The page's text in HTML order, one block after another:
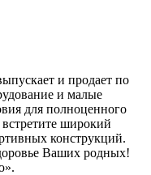
и продает по
и малые
для полноценного
широкий
конструкций.
Ваших родных!